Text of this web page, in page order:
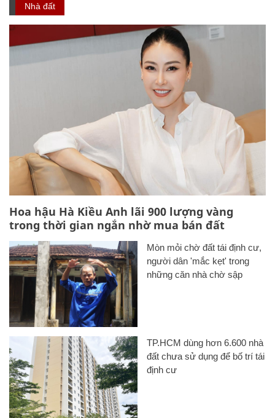
Nhà đất
Hoa hậu Hà Kiều Anh lãi 900 lượng vàng
trong thời gian ngắn nhờ mua bán đất
Mòn mỏi chờ đất tái định cư,
người dân 'mắc kẹt' trong
những căn nhà chờ sập
TP.HCM dùng hơn 6.600 nhà
đất chưa sử dụng để bố trí tái
định cư